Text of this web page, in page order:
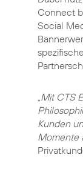
Connect
Social
„Mit CTS
Kunden
Momente